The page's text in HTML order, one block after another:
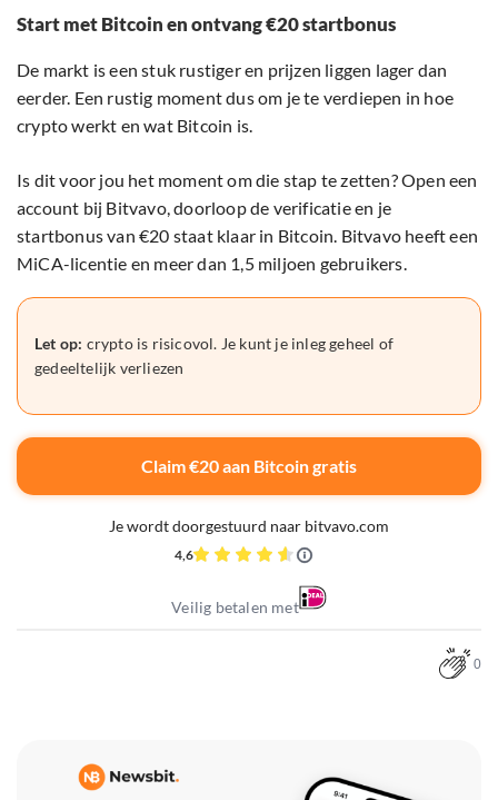
Start met Bitcoin en ontvang €20 startbonus
De markt is een stuk rustiger en prijzen liggen lager dan
eerder. Een rustig moment dus om je te verdiepen in hoe
crypto werkt en wat Bitcoin is.
Is dit voor jou het moment om die stap te zetten? Open een
account bij Bitvavo, doorloop de verificatie en je
startbonus van €20 staat klaar in Bitcoin. Bitvavo heeft een
MiCA-licentie en meer dan 1,5 miljoen gebruikers.
Let op: crypto is risicovol. Je kunt je inleg geheel of
gedeeltelijk verliezen
Claim €20 aan Bitcoin gratis
Je wordt doorgestuurd naar bitvavo.com
4,6
Veilig betalen met
0